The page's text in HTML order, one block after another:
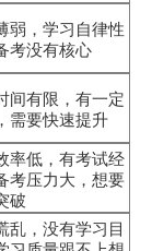
弱，学习自律性
考没有核心
间有限，有一定
需要快速提升
率低，有考试经
考压力大，想要
破
乱，没有学习目